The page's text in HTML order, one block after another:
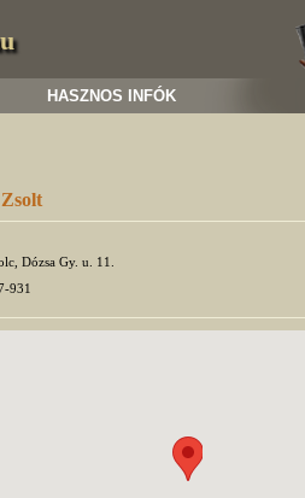
HASZNOS INFÓK
Dózsa Gy. u. 11.
931